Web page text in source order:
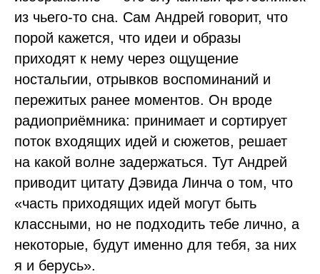
из чьего-то сна. Сам Андрей говорит, что
порой кажется, что идеи и образы
приходят к нему через ощущение
ностальгии, отрывков воспоминаний и
пережитых ранее моментов. Он вроде
радиоприёмника: принимает и сортирует
поток входящих идей и сюжетов, решает
на какой волне задержаться. Тут Андрей
приводит цитату Дэвида Линча о том, что
«часть приходящих идей могут быть
классными, но не подходить тебе лично, а
некоторые, будут именно для тебя, за них
я и берусь».